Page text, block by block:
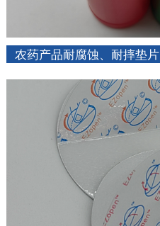
农药产品耐腐蚀、耐摔垫片